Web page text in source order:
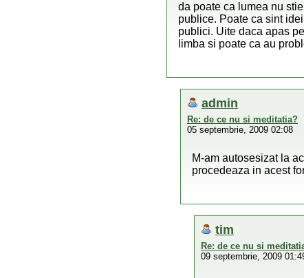
da poate ca lumea nu
publice. Poate ca sint
publici. Uite daca apas
limba si poate ca au
admin
Re: de ce nu si meditatia?
05 septembrie, 2009 02:08
M-am autosesizat la
procedeaza in acest
tim
Re: de ce nu si
09 septembrie, 2009